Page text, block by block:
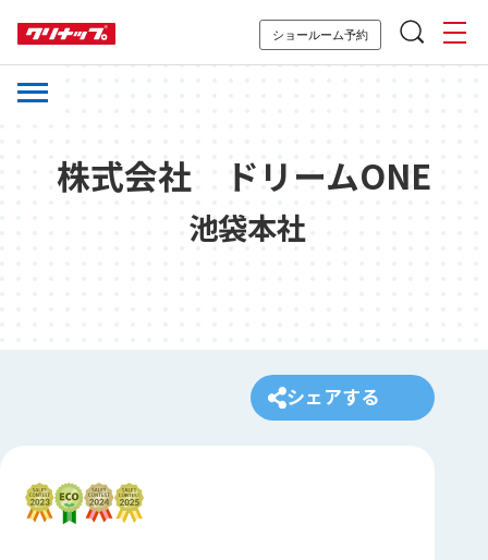
ショールーム予約
株式会社 ドリームONE
池袋本社
シェアする